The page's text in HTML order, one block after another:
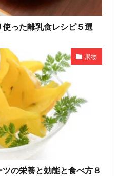
った離乳食レシピ５選
果物
の栄養と効能と食べ方８